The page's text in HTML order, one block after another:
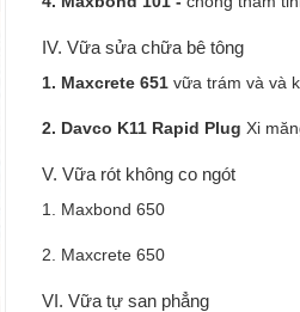
IV. Vữa sửa chữa bê tông
1. Maxcrete 651 vữa trám và và
2. Davco K11 Rapid Plug Xi
V. Vữa rót không co ngót
1. Maxbond 650
2. Maxcrete 650
VI. Vữa tự san phẳng